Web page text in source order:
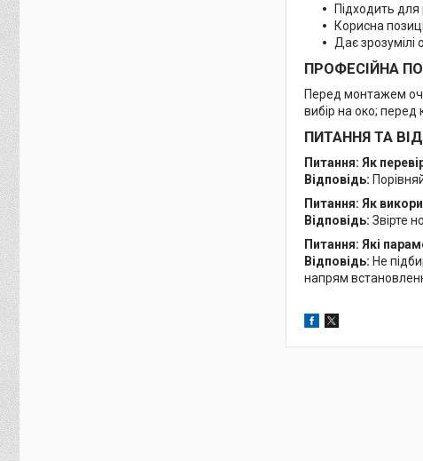
Підходить
Корисна
Дає зрозумілі
ПРОФЕСІЙНА
Перед монтажем
вибір на око; перед
ПИТАННЯ ТА
Питання: Як
Відповідь:
Питання: Як
Відповідь: Звірте
Питання: Які
Відповідь: Не
напрям